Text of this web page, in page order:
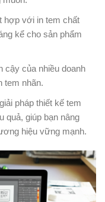
hợp với in tem chất
kể cho sản phẩm
cậy của nhiều doanh
tem nhãn.
pháp thiết kế tem
quả, giúp bạn nâng
hiệu vững mạnh.